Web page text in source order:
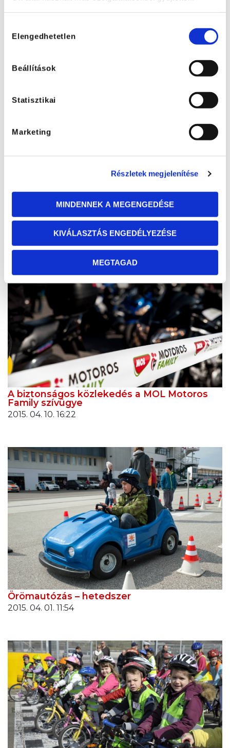
kiválasztása
Elengedhetetlen
Beállítások
Statisztikai
Marketing
Részletek megjelenítése
MINDENNEK A MEGENGEDÉSE
KIVÁLASZTÁS ENGEDÉLYEZÉSE
MEGTAGAD
Bál – kicsit más szemmel
A biztonságos közlekedés a MOL Motoros
Family szívügye
2015. 04. 10. 16:22
Örömautózás – hetedszer
2015. 04. 01. 11:54